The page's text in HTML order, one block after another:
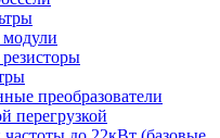
преобразователи
перегрузкой